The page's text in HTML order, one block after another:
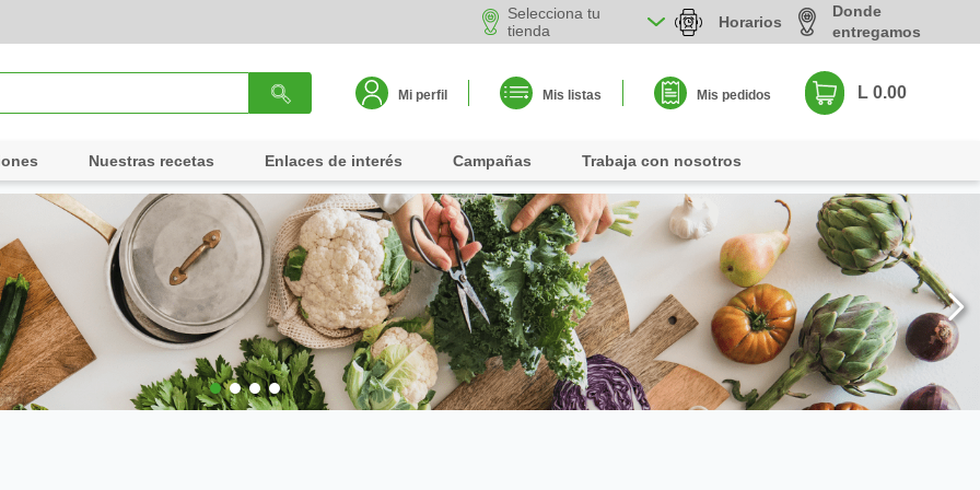
Selecciona tu
tienda
Horarios
Donde
entregamos
Mi perfil Mis listas Mis pedidos L 0.00
Nuestras recetas Enlaces de interés Campañas Trabaja con nosotros